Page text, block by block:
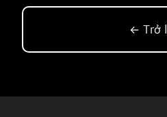
← Trở